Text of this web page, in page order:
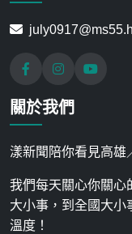
關於我們
漾新聞陪你看見高雄
我們每天關心你關心
大小事，到全國大小
溫度！